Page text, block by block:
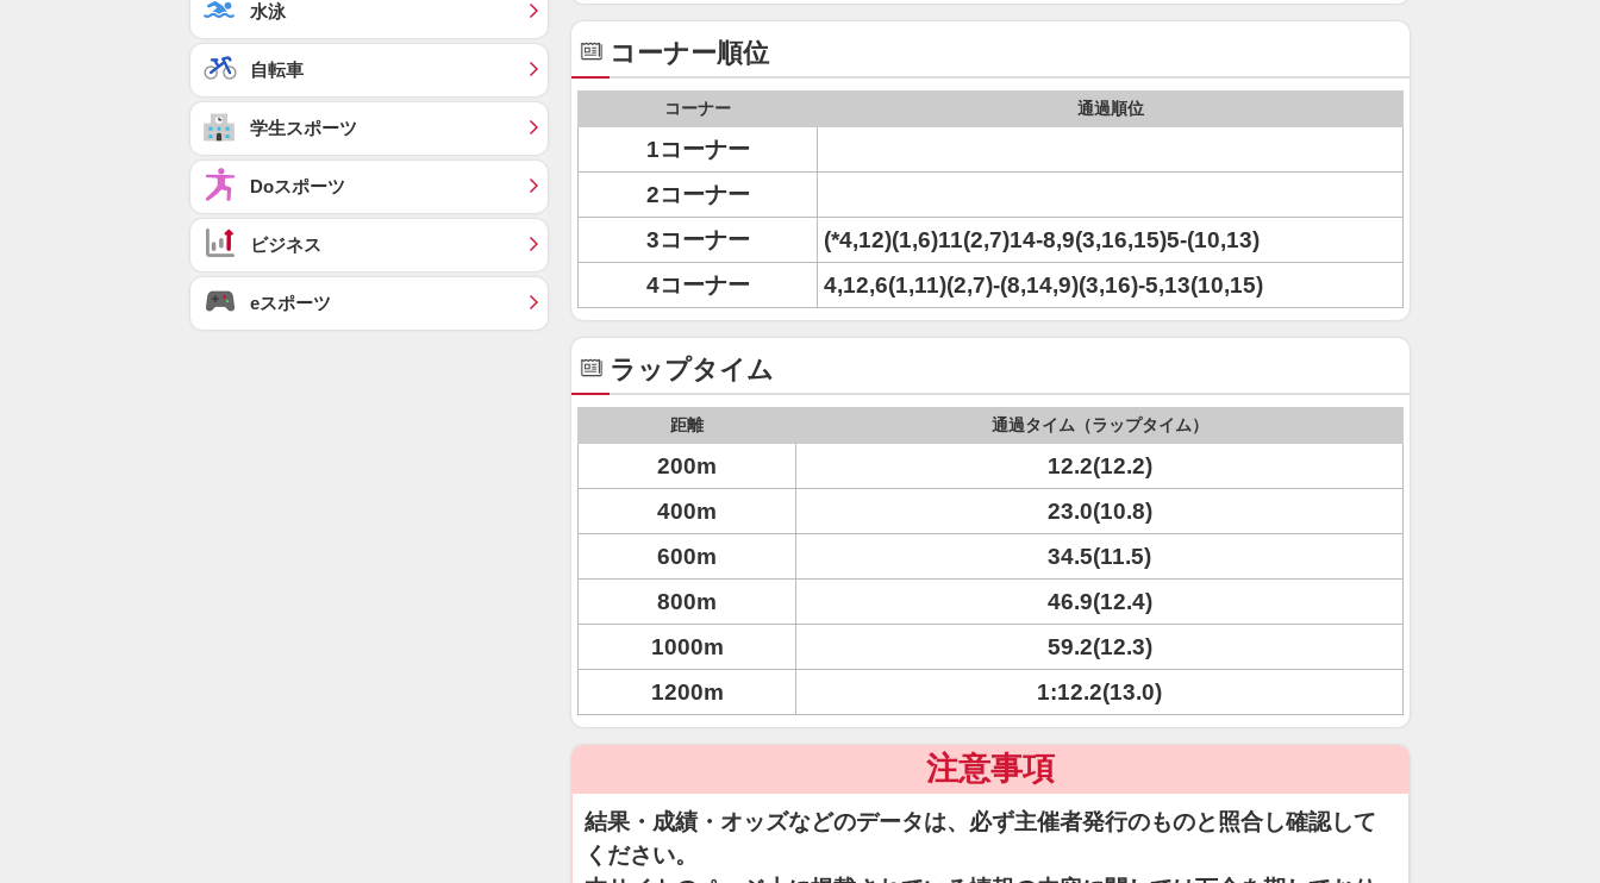
コーナー順位
コーナー 通過順位
1コーナー
2コーナー
3コーナー
(*4,12)(1,6)11(2,7)14-8,9(3,16,15)5-(10,13)
4コーナー
4,12,6(1,11)(2,7)-(8,14,9)(3,16)-5,13(10,15)
ラップタイム
距離 通過タイム（ラップタイム）
200m
12.2(12.2)
400m
23.0(10.8)
600m
34.5(11.5)
800m
46.9(12.4)
1000m
59.2(12.3)
1200m
1:12.2(13.0)
注意事項
結果・成績・オッズなどのデータは、必ず主催者発行のものと照合し確認して
ください。
水泳
自転車
学生スポーツ
Doスポーツ
ビジネス
eスポーツ